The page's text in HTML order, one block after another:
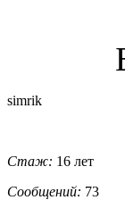
simrik
Стаж: 16 лет
Сообщений: 73